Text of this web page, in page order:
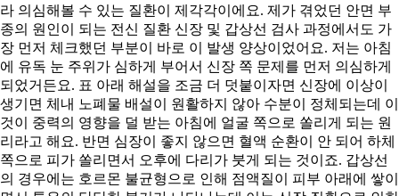
라 의심해볼 수 있는 질환이 제각각이에요. 제가 겪었던 안면 부
종의 원인이 되는 전신 질환 신장 및 갑상선 검사 과정에서도 가
장 먼저 체크했던 부분이 바로 이 발생 양상이었어요. 저는 아침
에 유독 눈 주위가 심하게 부어서 신장 쪽 문제를 먼저 의심하게
되었거든요. 표 아래 해설을 조금 더 덧붙이자면 신장에 이상이
생기면 체내 노폐물 배설이 원활하지 않아 수분이 정체되는데 이
것이 중력의 영향을 덜 받는 아침에 얼굴 쪽으로 쏠리게 되는 원
리라고 해요. 반면 심장이 좋지 않으면 혈액 순환이 안 되어 하체
쪽으로 피가 쏠리면서 오후에 다리가 붓게 되는 것이죠. 갑상선
의 경우에는 호르몬 불균형으로 인해 점액질이 피부 아래에 쌓이